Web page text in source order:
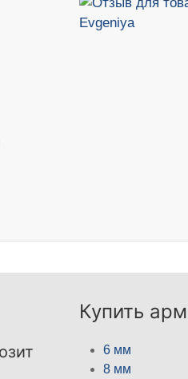
Купить
6 мм
8 мм